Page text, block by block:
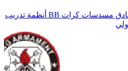
مسدسات كرات BB
أنظمة تدريب